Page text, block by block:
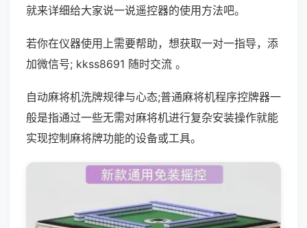
就来详细给大家说一说遥控器的使用方法吧。
若你在仪器使用上需要帮助，想获取一对一指导，添
加微信号; kkss8691 随时交流 。
自动麻将机洗牌规律与心态;普通麻将机程序控牌器一
般是指通过一些无需对麻将机进行复杂安装操作就能
实现控制麻将牌功能的设备或工具。